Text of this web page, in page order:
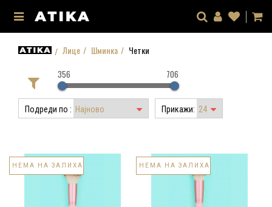
Лице Шминка Четки
356 706
Подреди по : Прикажи:
НЕМА НА ЗАЛИХА НЕМА НА ЗАЛИХА